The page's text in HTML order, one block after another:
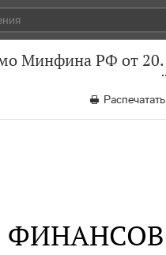
Минфина РФ от
Распечатать